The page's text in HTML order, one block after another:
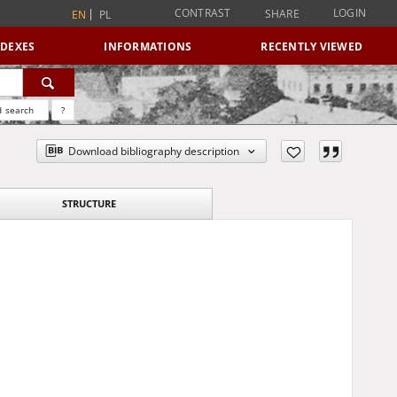
EN PL CONTRAST SHARE LOGIN
INFORMATIONS RECENTLY VIEWED
search ?
Download bibliography description
STRUCTURE